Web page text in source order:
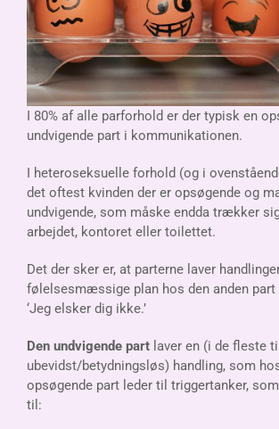
I 80% af alle parforhold er der typisk en
undvigende part i kommunikationen.
I heteroseksuelle forhold (og i
det oftest kvinden der er opsøgende og
undvigende, som måske endda trækker
arbejdet, kontoret eller toilettet.
Det der sker er, at parterne laver
følelsesmæssige plan hos den anden
‘Jeg elsker dig ikke.’
Den undvigende partlaver en (i de fleste
ubevidst/betydningsløs) handling, som
opsøgende part leder til triggertanker,
til: